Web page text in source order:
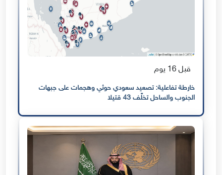
قبل 16 يوم
خارطة تفاعلية: تصعيد سعودي حوثي وهجمات على جبهات
الجنوب والساحل تخلّف 43 قتيلا